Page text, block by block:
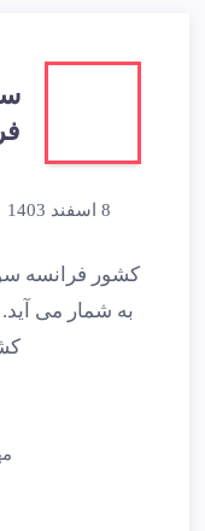
8 اسفند 1403
کشور فرانسه
به شمار می